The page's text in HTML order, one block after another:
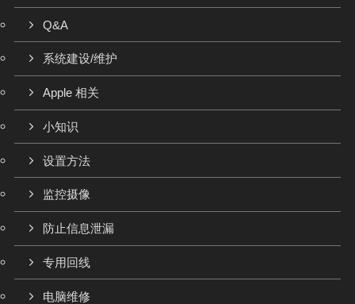
Q&A
系统建设/维护
Apple 相关
小知识
设置方法
监控摄像
防止信息泄漏
专用回线
电脑维修